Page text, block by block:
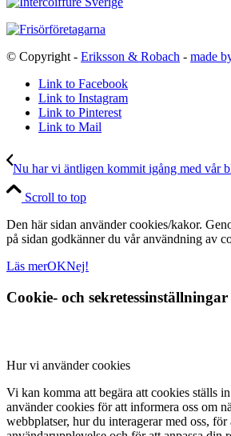
© Copyright - Eriksson & Robach - made
Link to Facebook
Link to Instagram
Link to Pinterest
Link to Mail
Nu har vi äntligen kommit igång med vår
Scroll to top
Den här sidan använder cookies/kakor.
på sidan godkänner du vår användning av
Läs merOKNej!
Cookie- och sekretessinställningar
Hur vi använder cookies
Vi kan komma att begära att cookies ställs
använder cookies för att informera oss om
webbplatser, hur du interagerar med oss,